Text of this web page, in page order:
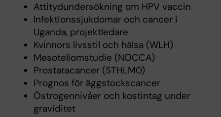
Attitydundersökning om HPV vaccin
Infektionssjukdomar och cancer i
Uganda, projektledare
Kvinnors livsstil och hälsa (WLH)
Mesoteliomstudie (NOCCA)
Prostatacancer (STHLM0)
Prognos för äggstockscancer
Östrogennivåer och kostintag under
graviditet